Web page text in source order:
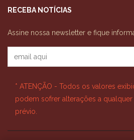
RECEBA NOTÍCIAS
Assine nossa newsletter e fique
Seu Email
* ATENÇÃO - Todos os valores
podem sofrer alterações a
prévio.